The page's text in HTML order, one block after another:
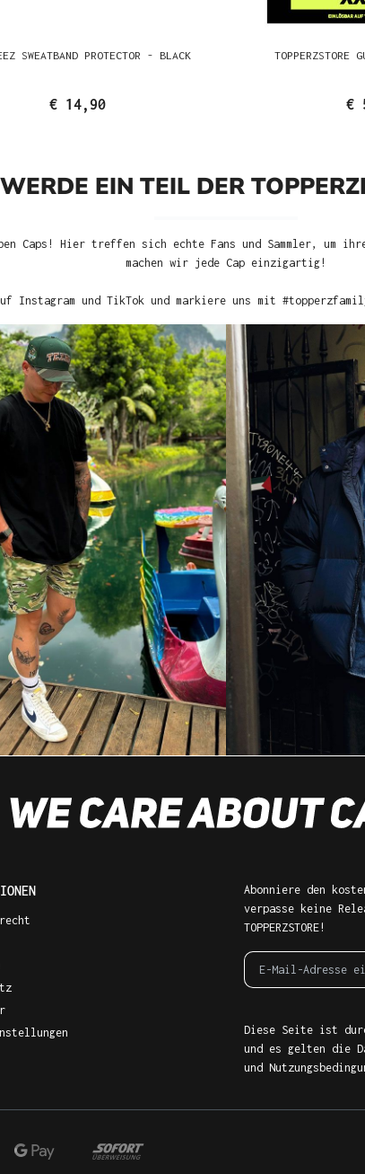
SWEATBAND PROTECTOR - BLACK
€ 14,90
TOPPERZSTORE
€
WERDE EIN TEIL DER
Caps! Hier treffen sich echte Fans und Sammler, um
machen wir jede Cap einzigartig!
Instagram und TikTok und markiere uns mit
Abonniere den
verpasse keine
TOPPERZSTORE!
Diese Seite ist
und es gelten die
und